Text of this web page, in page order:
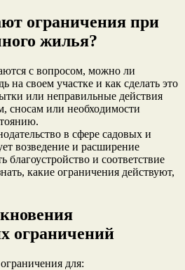
ограничения при
жилья?
с вопросом, можно ли
своем участке и как сделать это
или неправильные действия
сносам или необходимости
в сфере садовых и
возведение и расширение
благоустройство и соответствие
какие ограничения действуют,
ограничений
для: